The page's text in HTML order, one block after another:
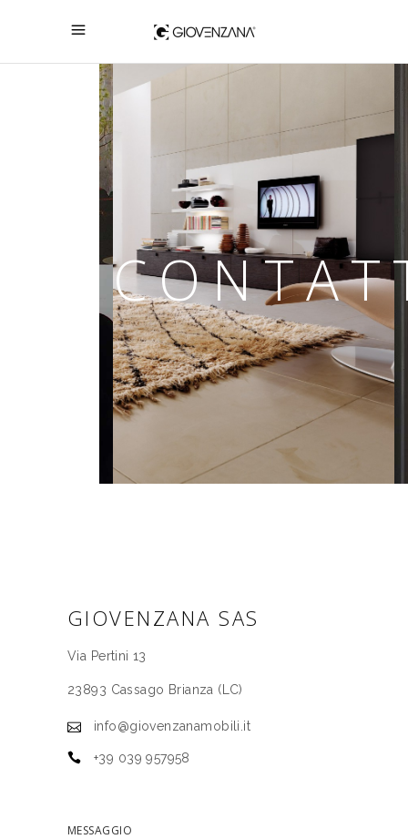
GIOVENZANA SAS
Via Pertini 13
23893 Cassago Brianza (LC)
info@giovenzanamobili.it
+39 039 957958
MESSAGGIO